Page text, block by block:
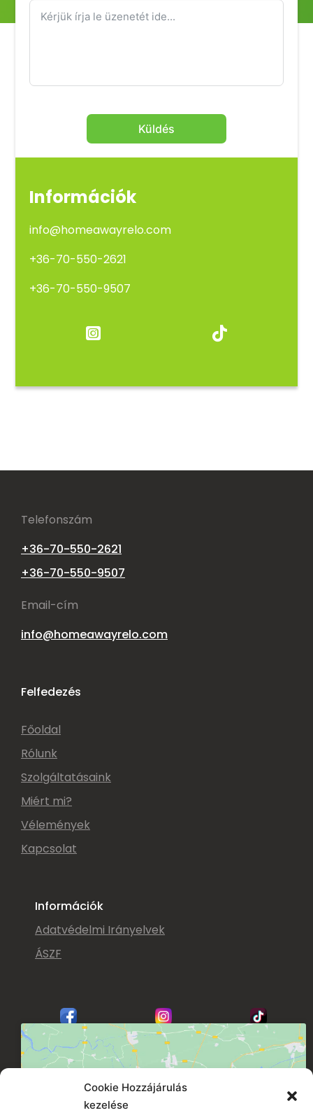
Cookie Hozzájárulás
kezelése
Küldés
Információk
info@homeawayrelo.com
+36-70-550-2621
Telefonszám
+36-70-550-2621
+36-70-550-9507
Email-cím
Felfedezés
Főoldal
Rólunk
Szolgáltatásaink
Miért mi?
Vélemények
Információk
Adatvédelmi Irányelvek